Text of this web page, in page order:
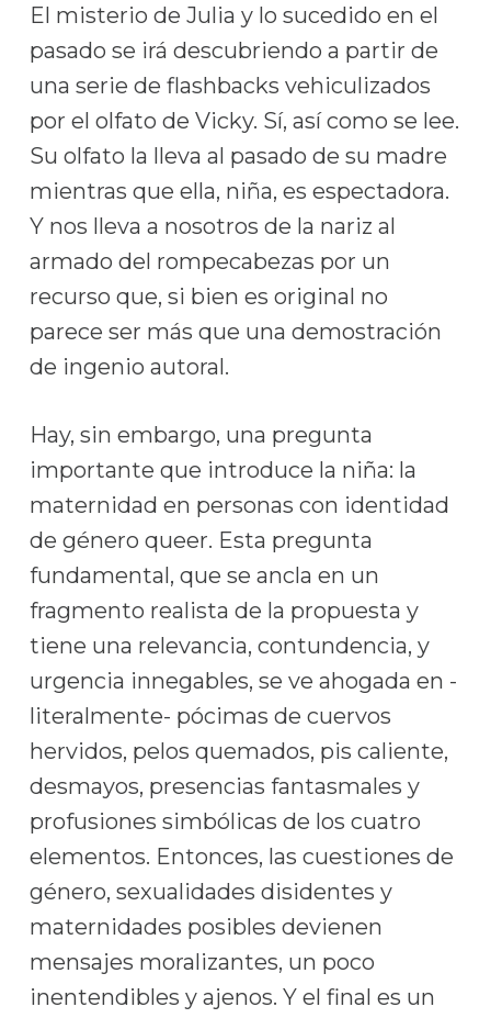
El misterio de Julia y lo sucedido en el
pasado se irá descubriendo a partir de
una serie de flashbacks vehiculizados
por el olfato de Vicky. Sí, así como se lee.
Su olfato la lleva al pasado de su madre
mientras que ella, niña, es espectadora.
Y nos lleva a nosotros de la nariz al
armado del rompecabezas por un
recurso que, si bien es original no
parece ser más que una demostración
de ingenio autoral.
Hay, sin embargo, una pregunta
importante que introduce la niña: la
maternidad en personas con identidad
de género queer. Esta pregunta
fundamental, que se ancla en un
fragmento realista de la propuesta y
tiene una relevancia, contundencia, y
urgencia innegables, se ve ahogada en -
literalmente- pócimas de cuervos
hervidos, pelos quemados, pis caliente,
desmayos, presencias fantasmales y
profusiones simbólicas de los cuatro
elementos. Entonces, las cuestiones de
género, sexualidades disidentes y
maternidades posibles devienen
mensajes moralizantes, un poco
inentendibles y ajenos. Y el final es un